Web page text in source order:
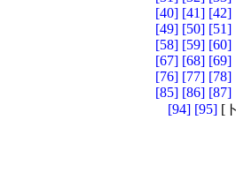
[40] [41] [42]
[49] [50] [51]
[58] [59] [60]
[67] [68] [69]
[76] [77] [78]
[85] [86] [87]
[94] [95] [